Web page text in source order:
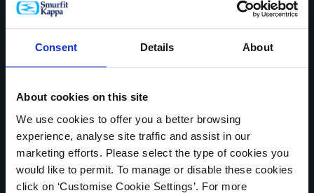
Consent Details About
About cookies on this site
We use cookies to offer you a better browsing
experience, analyse site traffic and assist in our
marketing efforts. Please select the type of cookies you
would like to permit. To manage or disable these cookies
click on ‘Customise Cookie Settings’. For more
Upload de arquivos